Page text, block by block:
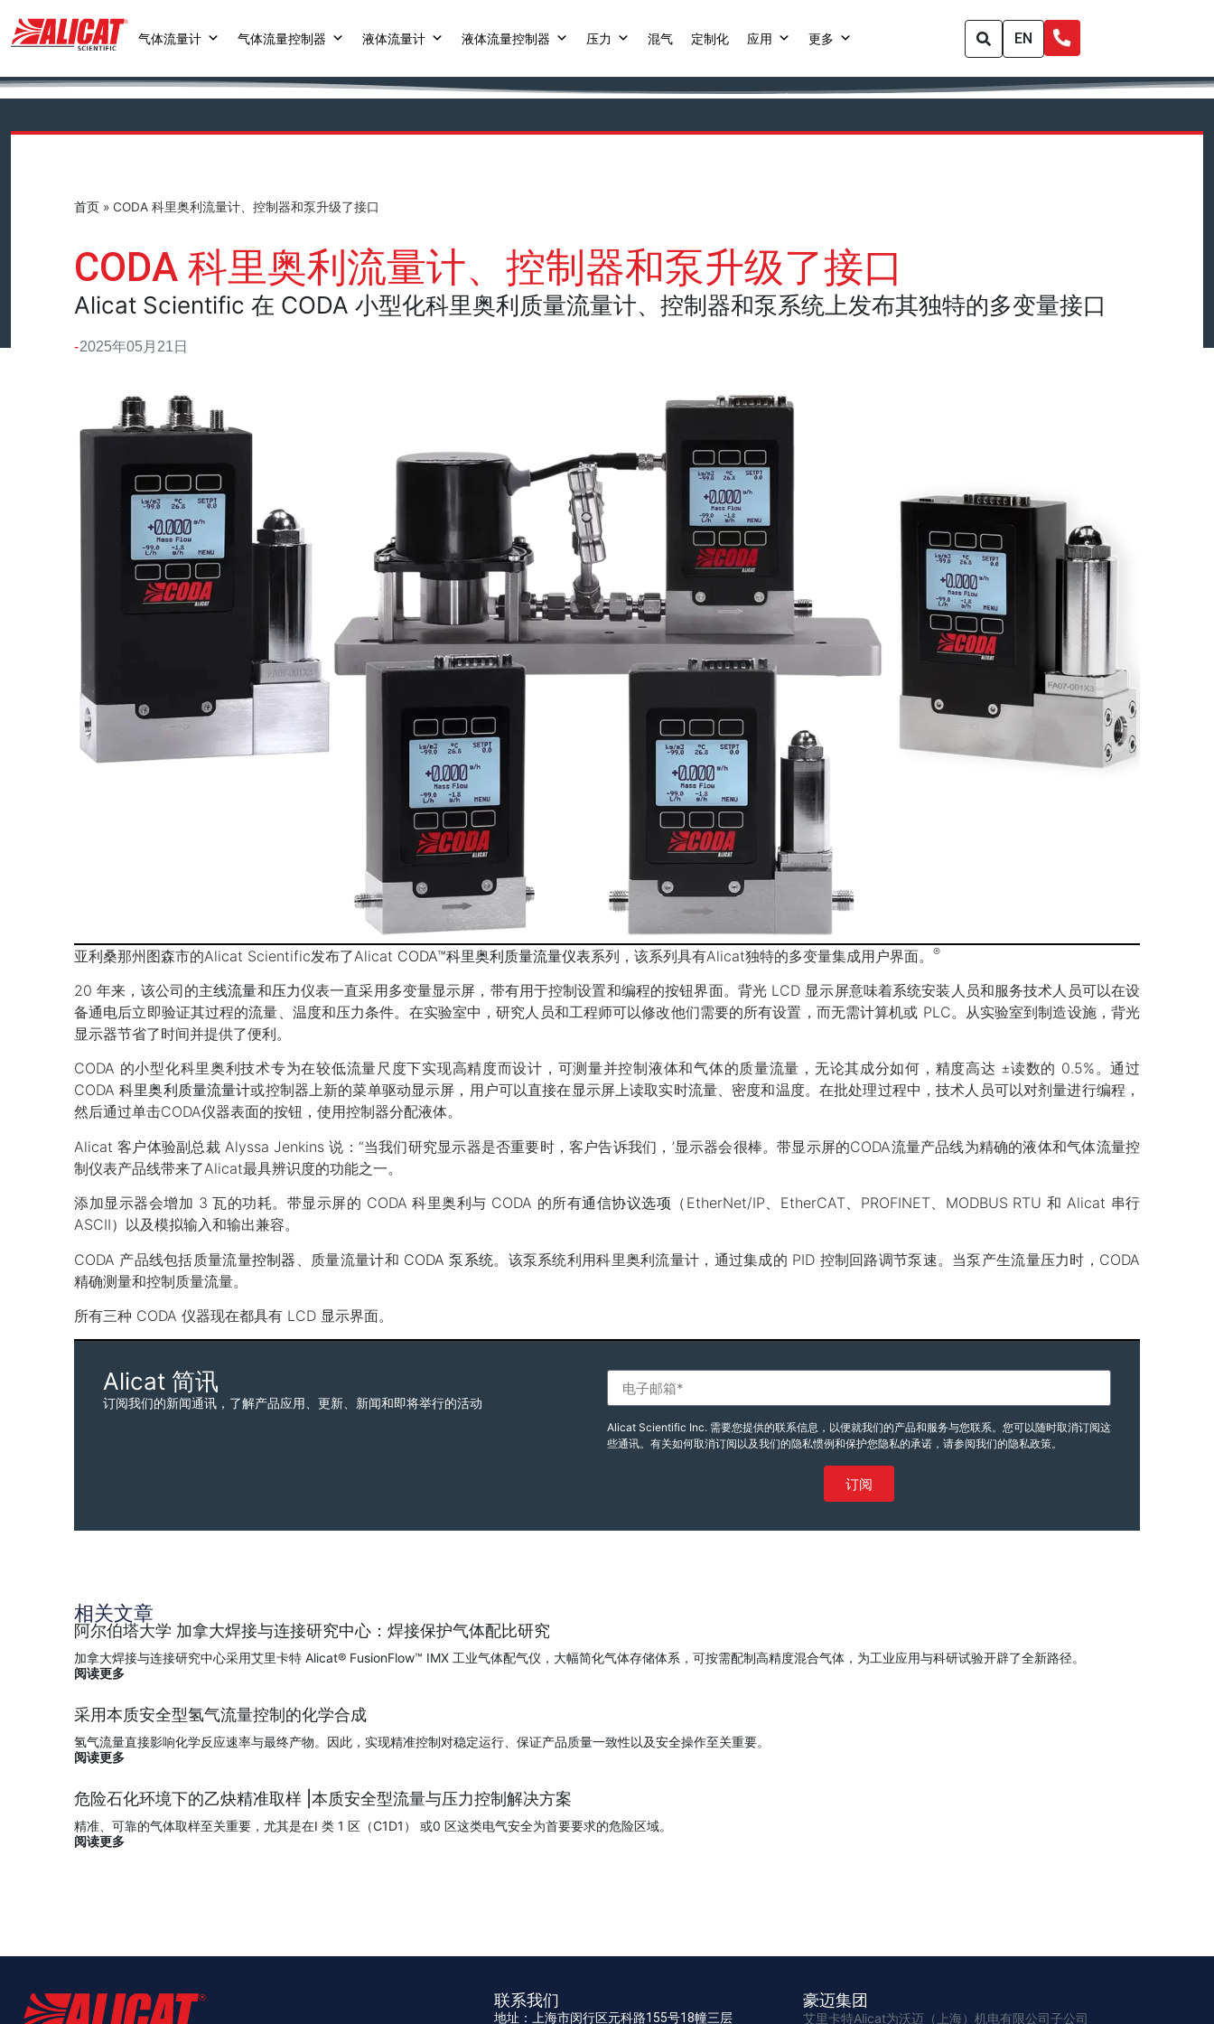
气体流量计 气体流量控制器 液体流量计 液体流量控制器 压力 混气 定制化 应用 更多 EN
首页 » CODA 科里奥利流量计、控制器和泵升级了接口
CODA 科里奥利流量计、控制器和泵升级了接口
Alicat Scientific 在 CODA 小型化科里奥利质量流量计、控制器和泵系统上发布其独特的多变量接口
2025年05月21日
亚利桑那州图森市的Alicat Scientific发布了Alicat CODA™科里奥利质量流量仪表系列，该系列具有Alicat独特的多变量集成用户界面。 ®
20 年来，该公司的主线流量和压力仪表一直采用多变量显示屏，带有用于控制设置和编程的按钮界面。背光 LCD 显示屏意味着系统安装人员和服务技术人员可以在设
备通电后立即验证其过程的流量、温度和压力条件。在实验室中，研究人员和工程师可以修改他们需要的所有设置，而无需计算机或 PLC。从实验室到制造设施，背光
显示器节省了时间并提供了便利。
CODA 的小型化科里奥利技术专为在较低流量尺度下实现高精度而设计，可测量并控制液体和气体的质量流量，无论其成分如何，精度高达 ±读数的 0.5%。通过
CODA科里奥利质量流量计或控制器上新的菜单驱动显示屏 ， 用户可以直接在显示屏上读取实时流量、密度和温度。在批处理过程中，技术人员可以对剂量进行编程，
然后通过单击CODA仪器表面的按钮，使用控制器分配液体。
Alicat 客户体验副总裁 Alyssa Jenkins 说：“当我们研究显示器是否重要时，客户告诉我们，’显示器会很棒。带显示屏的CODA流量产品线为精确的液体和气体流量控
制仪表产品线带来了Alicat最具辨识度的功能之一。
添加显示器会增加 3 瓦的功耗。带显示屏的 CODA 科里奥利与 CODA 的所有通信协议选项 （EtherNet/IP、EtherCAT、PROFINET、MODBUS RTU 和 Alicat 串行
ASCII）以及模拟输入和输出兼容。
CODA 产品线包括质量流量控制器 、质量流量计和 CODA 泵系统。该泵系统利用科里奥利流量计，通过集成的 PID 控制回路调节泵速。当泵产生流量压力时，CODA
精确测量和控制质量流量。
所有三种 CODA 仪器现在都具有 LCD 显示界面。
Alicat 简讯
订阅我们的新闻通讯，了解产品应用、更新、新闻和即将举行的活动
Alicat Scientific Inc. 需要您提供的联系信息，以便就我们的产品和服务与您联系。您可以随时取消订阅这
些通讯。有关如何取消订阅以及我们的隐私惯例和保护您隐私的承诺，请参阅我们的隐私政策。
订阅
相关文章
阿尔伯塔大学 加拿大焊接与连接研究中心：焊接保护气体配比研究
加拿大焊接与连接研究中心采用艾里卡特 Alicat® FusionFlow™ IMX 工业气体配气仪，大幅简化气体存储体系，可按需配制高精度混合气体，为工业应用与科研试验开辟了全新路径。
阅读更多
采用本质安全型氢气流量控制的化学合成
氢气流量直接影响化学反应速率与最终产物。因此，实现精准控制对稳定运行、保证产品质量一致性以及安全操作至关重要。
阅读更多
危险石化环境下的乙炔精准取样 |本质安全型流量与压力控制解决方案
精准、可靠的气体取样至关重要，尤其是在I 类 1 区（C1D1） 或0 区这类电气安全为首要要求的危险区域。
阅读更多
联系我们
地址：上海市闵行区元科路155号18幢三层
豪迈集团
艾里卡特Alicat为沃迈（上海）机电有限公司子公司